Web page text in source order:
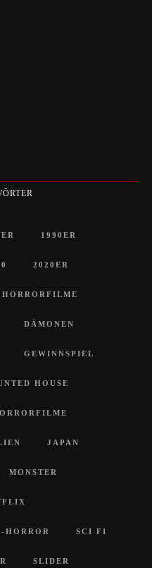
1990ER
2020ER
HORRORFILME
DÄMONEN
GEWINNSPIEL
HOUSE
JAPAN
MONSTER
HORROR SCI FI
SLIDER